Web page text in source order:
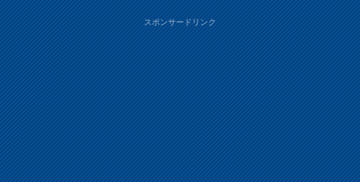
スポンサードリンク